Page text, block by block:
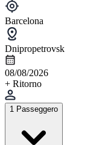
Barcelona
Dnipropetrovsk
08/08/2026
+ Ritorno
1 Passeggero